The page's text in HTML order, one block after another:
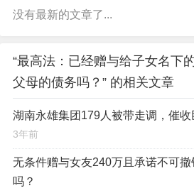
没有最新的文章了...
“最高法：已经赠与给子女名下
父母的债务吗？” 的相关文章
湖南永雄集团179人被带走调，催
3年前
无条件赠与女友240万且承诺不可
吗？